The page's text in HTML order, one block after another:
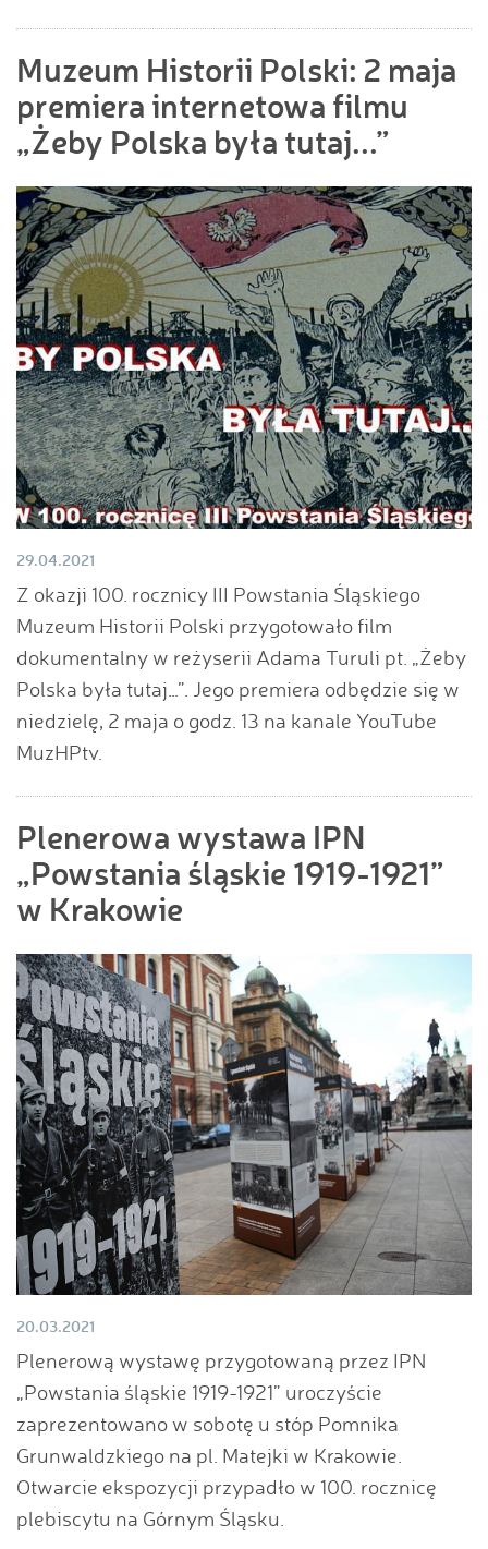
Muzeum Historii Polski: 2 maja
premiera internetowa filmu
„Żeby Polska była tutaj...”
29.04.2021
Z okazji 100. rocznicy III Powstania Śląskiego
Muzeum Historii Polski przygotowało film
dokumentalny w reżyserii Adama Turuli pt. „Żeby
Polska była tutaj…”. Jego premiera odbędzie się w
niedzielę, 2 maja o godz. 13 na kanale YouTube
MuzHPtv.
Plenerowa wystawa IPN
„Powstania śląskie 1919-1921”
w Krakowie
20.03.2021
Plenerową wystawę przygotowaną przez IPN
„Powstania śląskie 1919-1921” uroczyście
zaprezentowano w sobotę u stóp Pomnika
Grunwaldzkiego na pl. Matejki w Krakowie.
Otwarcie ekspozycji przypadło w 100. rocznicę
plebiscytu na Górnym Śląsku.